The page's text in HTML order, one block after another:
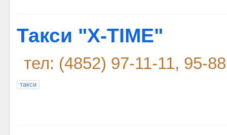
Такси "X-TIME"
тел: (4852) 97-11-11, 95-
такси